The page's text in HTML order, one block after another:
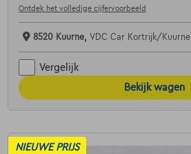
Ontdek het volledige cijfervoorbeeld
8520 Kuurne, VDC Car Kortrijk/Kuurne
Vergelijk
Bekijk wagen
NIEUWE PRIJS